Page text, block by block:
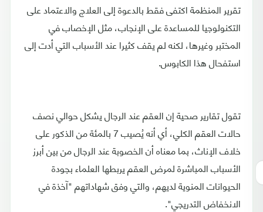
تقرير المنظمة اكتفى فقط بالدعوة إلى العلاج والاعتماد على
التكنولوجيا للمساعدة على الإنجاب، مثل الإخصاب في
المختبر وغيرها، لكنه لم يقف كثيرا عند الأسباب التي أدت إلى
استفحال هذا الكابوس.
تقول تقارير صحية إن العقم عند الرجال يشكل حوالي نصف
حالات العقم الكلي، أي أنه يُصيب 7 بالمئة من الذكور على
خلاف الإناث، بما معناه أن الخصوبة عند الرجال من بين أبرز
الأسباب المباشرة لمرض العقم يربطها العلماء بجودة
الحيوانات المنوية لديهم، والتي وفق شهاداتهم "آخذة في
الانخفاض التدريجي".